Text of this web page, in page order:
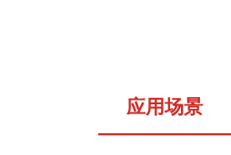
应用场景